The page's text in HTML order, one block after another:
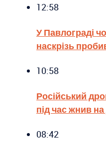
12:58
У Павлограді
наскрізь
10:58
Російський
під час жнив
08:42